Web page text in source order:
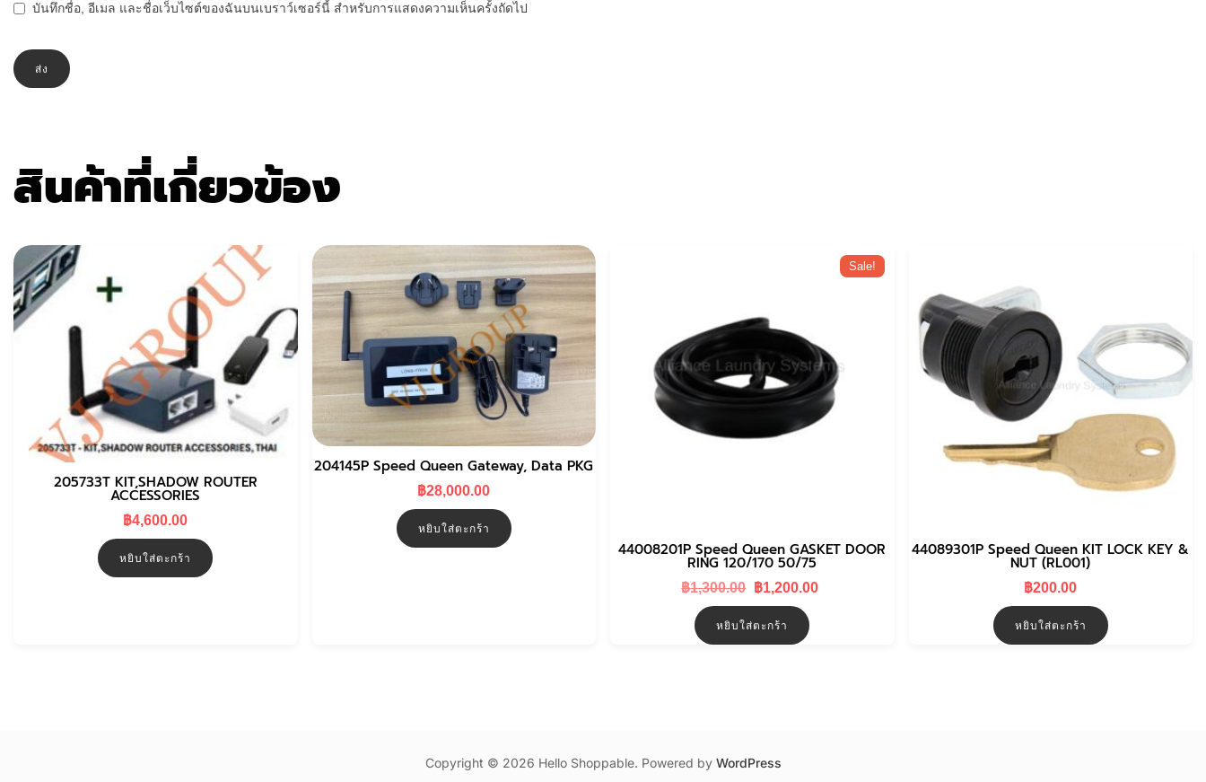
บันทึกชื่อ, อีเมล และชื่อเว็บไซต์ของฉันบนเบราว์เซอร์นี้ สำหรับการแสดงความเห็นครั้งถัดไป
สินค้าที่เกี่ยวข้อง
205733T KIT,SHADOW ROUTER
ACCESSORIES
฿4,600.00
หยิบใส่ตะกร้า
204145P Speed Queen Gateway, Data PKG
฿28,000.00
หยิบใส่ตะกร้า
Sale!
44008201P Speed Queen GASKET DOOR
RING 120/170 50/75
฿1,300.00 Original
฿1,300.00.
฿1,200.00
หยิบใส่ตะกร้า
44089301P Speed Queen KIT LOCK KEY &
NUT (RL001)
฿200.00
หยิบใส่ตะกร้า
Copyright © 2026 Hello Shoppable. Powered by WordPress